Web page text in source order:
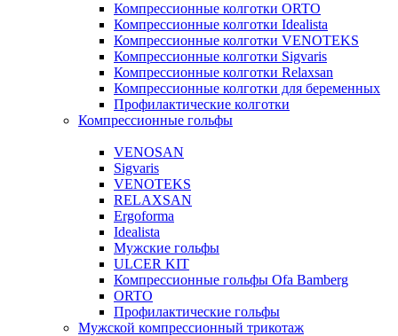
Компрессионные колготки ORTO
Компрессионные колготки Idealista
Компрессионные колготки VENOTEKS
Компрессионные колготки Sigvaris
Компрессионные колготки Relaxsan
Компрессионные колготки для беременных
Профилактические колготки
Компрессионные гольфы
VENOSAN
Sigvaris
VENOTEKS
RELAXSAN
Ergoforma
Idealista
Мужские гольфы
ULCER KIT
Компрессионные гольфы Ofa Bamberg
ORTO
Профилактические гольфы
Мужской компрессионный трикотаж